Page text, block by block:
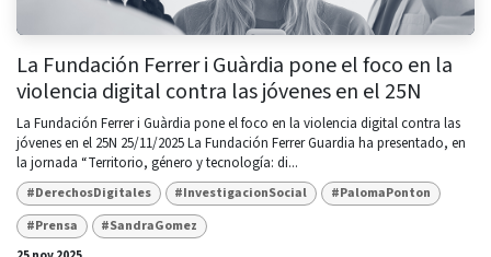
La Fundación Ferrer i Guàrdia pone el foco en la
violencia digital contra las jóvenes en el 25N
La Fundación Ferrer i Guàrdia pone el foco en la violencia digital contra las
jóvenes en el 25N 25/11/2025 La Fundación Ferrer Guardia ha presentado, en
la jornada “Territorio, género y tecnología: di...
#DerechosDigitales #InvestigacionSocial
#PalomaPonton
#Prensa
#SandraGomez